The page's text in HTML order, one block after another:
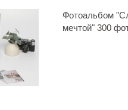
Фотоальбом
мечтой" 300